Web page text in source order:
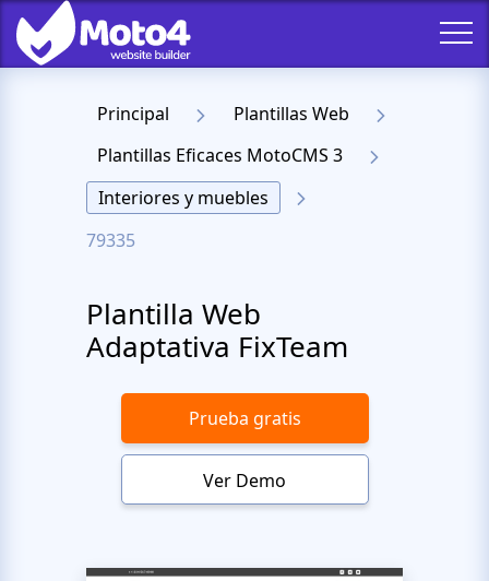
Principal
Plantillas Web
Plantillas Eficaces MotoCMS 3
Interiores y muebles
79335
Plantilla Web
Adaptativa FixTeam
Prueba gratis
Ver Demo